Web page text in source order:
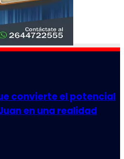
convierte el potencial
en una realidad